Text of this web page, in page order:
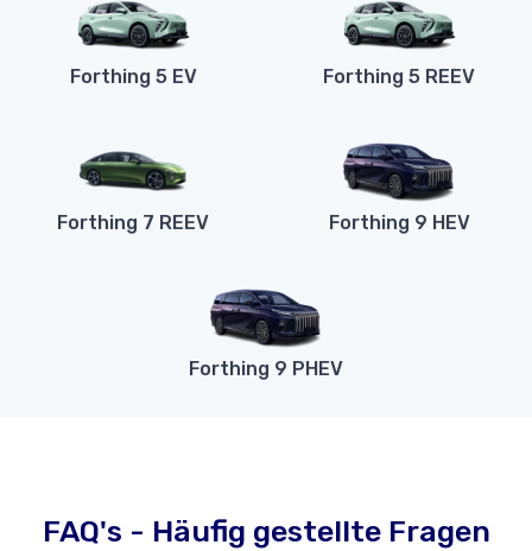
Forthing 5 EV Forthing 5 REEV
Forthing 7 REEV Forthing 9 HEV
Forthing 9 PHEV
FAQ's - Häufig gestellte Fragen